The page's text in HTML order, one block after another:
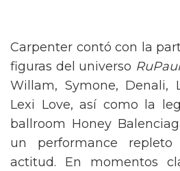
Carpenter contó con la
figuras del universo
Willam, Symone, Denali,
Lexi Love, así como la
ballroom Honey
un performance
actitud. En momentos